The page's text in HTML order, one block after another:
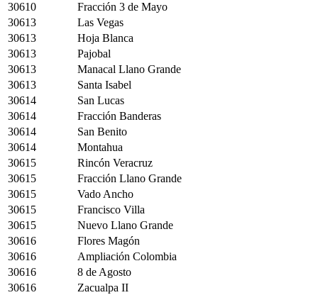
30610
Fracción 3 de Mayo
30613
Las Vegas
30613
Hoja Blanca
30613
Pajobal
30613
Manacal Llano Grande
30613
Santa Isabel
30614
San Lucas
30614
Fracción Banderas
30614
San Benito
30614
Montahua
30615
Rincón Veracruz
30615
Fracción Llano Grande
30615
Vado Ancho
30615
Francisco Villa
30615
Nuevo Llano Grande
30616
Flores Magón
30616
Ampliación Colombia
30616
8 de Agosto
30616
Zacualpa II